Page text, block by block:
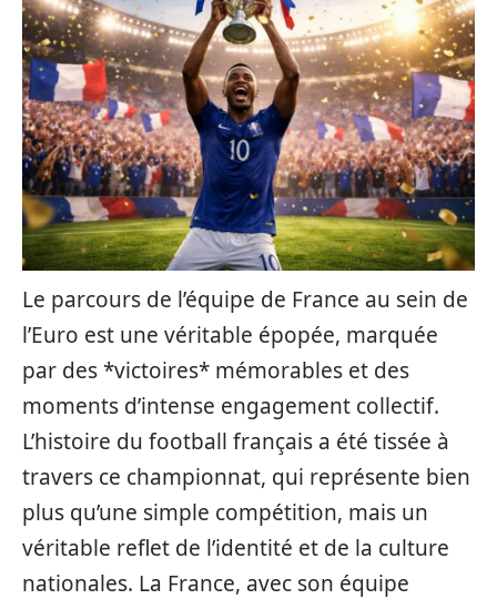
Le parcours de l’équipe de France au sein de
l’Euro est une véritable épopée, marquée
par des *victoires* mémorables et des
moments d’intense engagement collectif.
L’histoire du football français a été tissée à
travers ce championnat, qui représente bien
plus qu’une simple compétition, mais un
véritable reflet de l’identité et de la culture
nationales. La France, avec son équipe